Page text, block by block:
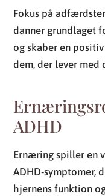
Fokus på
danner grundlaget
og skaber en
dem, der lever med
ADHD
Ernæring spiller en
ADHD-symptomer,
hjernens funktion